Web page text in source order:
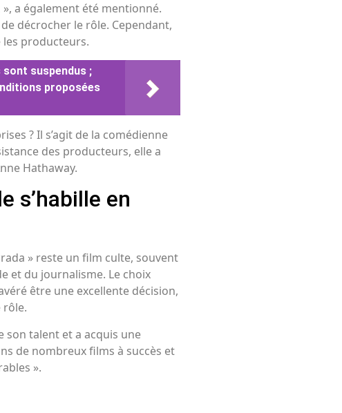
a également été mentionné.
décrocher le rôle. Cependant,
les producteurs.
suspendus ;
proposées
? Il s’agit de la comédienne
des producteurs, elle a
Hathaway.
s’habille en
» reste un film culte, souvent
et du journalisme. Le choix
être une excellente décision,
rôle.
son talent et a acquis une
de nombreux films à succès et
».